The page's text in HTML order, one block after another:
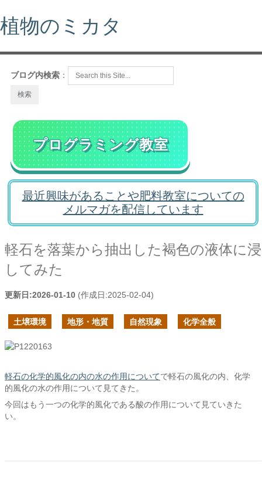
植物のミカタ
ブログ内検索 ：
プログラミング教室
最近興味があることや肥料教室についての
メルマガを配信しています
軽石を落葉から抽出した褐色の液体に浸
してみた
更新日:2026-01-10 (作成日:2025-02-04)
土壌環境 地形・地質 自然現象 化学全般
軽石の化学的風化の内の水の作用についてで軽石の風化の内、化学
的風化の水の作用について見てきた。
今回はもう一つの化学的風化である酸の作用について見ていきた
い。